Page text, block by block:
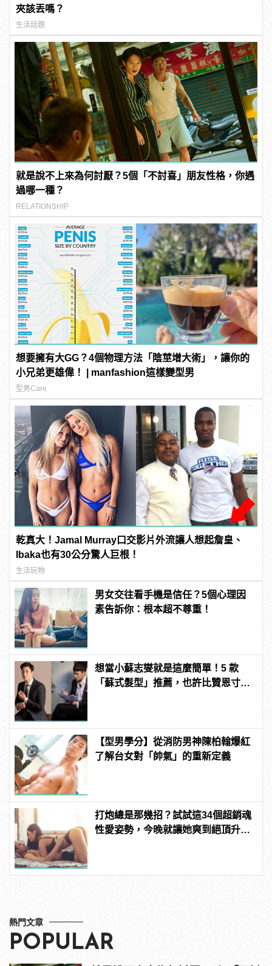
夾該丟嗎？
生活話題
就是說不上來為何討厭？5個「不討喜」朋友性格，你遇
過哪一種？
RELATIONSHIP
想要擁有大GG？4個物理方法「陰莖增大術」，讓你的
小兄弟更雄偉！ | manfashion這樣變型男
型男Care
乾真大！Jamal Murray口交影片外流讓人想起詹皇、
Ibaka也有30公分驚人巨根！
生活玩物
男女交往看手機是信任？5個心理因
素告訴你：根本超不尊重！
想當小蘇志燮就是這麼簡單！5 款
「蘇式髮型」推薦，也許比贊恩寸頭
【型男學分】從消防男神陳柏翰爆紅
了解台女對「帥氣」的重新定義
打炮總是那幾招？試試這34個超銷魂
性愛姿勢，今晚就讓她爽到絕頂升
熱門文章
POPULAR